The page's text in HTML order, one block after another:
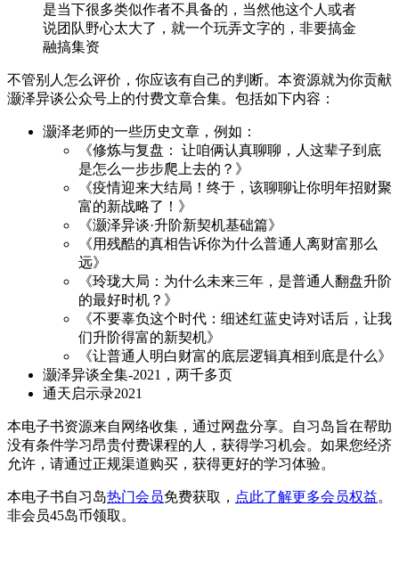
是当下很多类似作者不具备的，当然他这个人或者
说团队野心太大了，就一个玩弄文字的，非要搞金
融搞集资
不管别人怎么评价，你应该有自己的判断。本资源就为你贡献
灏泽异谈公众号上的付费文章合集。包括如下内容：
灏泽老师的一些历史文章，例如：
《修炼与复盘： 让咱俩认真聊聊，人这辈子到底
是怎么一步步爬上去的？》
《疫情迎来大结局！终于，该聊聊让你明年招财聚
富的新战略了！》
《灏泽异谈·升阶新契机基础篇》
《用残酷的真相告诉你为什么普通人离财富那么
远》
《玲珑大局：为什么未来三年，是普通人翻盘升阶
的最好时机？》
《不要辜负这个时代：细述红蓝史诗对话后，让我
们升阶得富的新契机》
《让普通人明白财富的底层逻辑真相到底是什么》
灏泽异谈全集-2021，两千多页
通天启示录2021
本电子书资源来自网络收集，通过网盘分享。自习岛旨在帮助
没有条件学习昂贵付费课程的人，获得学习机会。如果您经济
允许，请通过正规渠道购买，获得更好的学习体验。
本电子书自习岛热门会员免费获取， 点此了解更多会员权益。
非会员45岛币领取。